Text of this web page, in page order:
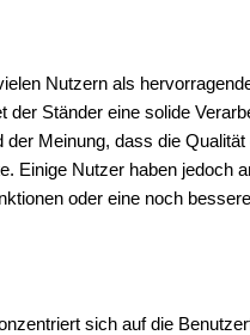
Nutzern als
Ständer eine solide
Meinung, dass die
Einige Nutzer haben jedoch
oder eine noch
sich auf die